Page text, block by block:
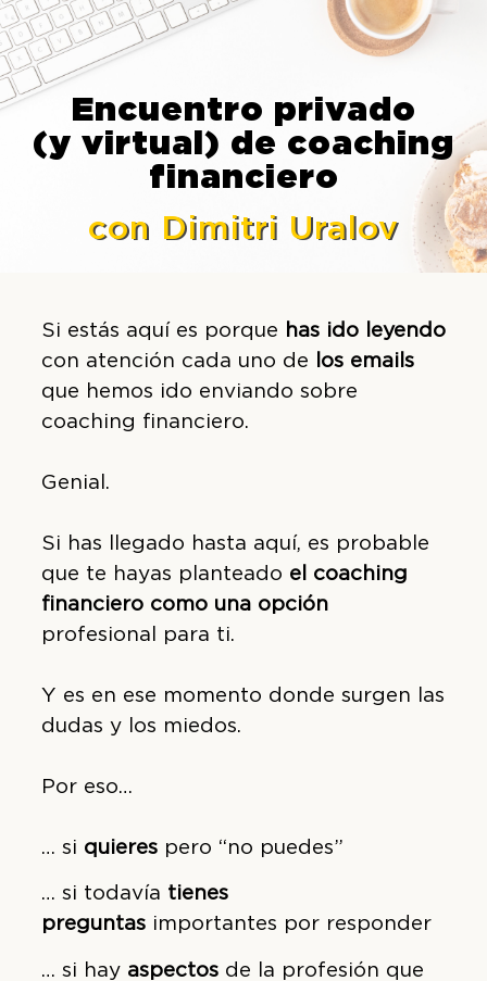
Encuentro privado
(y virtual) de coaching
financiero
con Dimitri Uralov
Si estás aquí es porque
has ido leyendo
con atención cada uno de
los emails
que hemos ido enviando sobre
coaching financiero.
Genial.
Si has llegado hasta aquí, es probable
que te hayas planteado el coaching
financiero como una opción
profesional para ti.
Y es en ese momento donde surgen las
dudas y los miedos.
Por eso…
… si quieres pero “no puedes”
… si todavía tienes
preguntas importantes por responder
… si hay aspectos de la profesión que